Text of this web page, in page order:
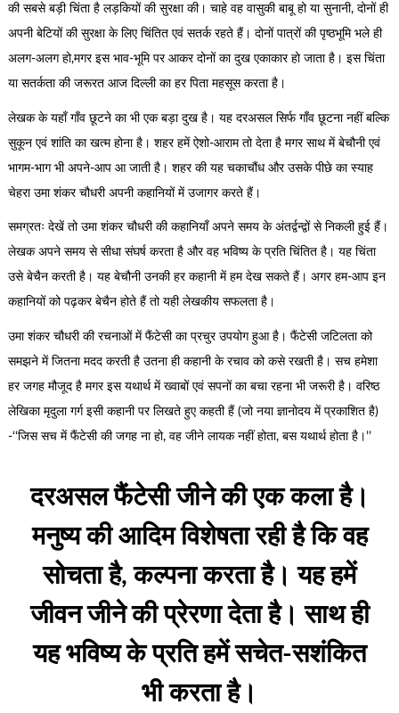
की सबसे बड़ी चिंता है लड़कियों की सुरक्षा की। चाहे वह वासुकी बाबू हो या सुनानी, दोनों ही
अपनी बेटियों की सुरक्षा के लिए चिंतित एवं सतर्क रहते हैं। दोनों पात्रों की पृष्ठभूमि भले ही
अलग-अलग हो,मगर इस भाव-भूमि पर आकर दोनों का दुख एकाकार हो जाता है। इस चिंता
या सतर्कता की जरूरत आज दिल्ली का हर पिता महसूस करता है।
लेखक के यहाँ गाँव छूटने का भी एक बड़ा दुख है। यह दरअसल सिर्फ गाँव छूटना नहीं बल्कि
सुकून एवं शांति का खत्म होना है। शहर हमें ऐशो-आराम तो देता है मगर साथ में बेचौनी एवं
भागम-भाग भी अपने-आप आ जाती है। शहर की यह चकाचौंध और उसके पीछे का स्याह
चेहरा उमा शंकर चौधरी अपनी कहानियों में उजागर करते हैं।
समग्रतः देखें तो उमा शंकर चौधरी की कहानियाँ अपने समय के अंतर्द्वन्द्वों से निकली हुई हैं।
लेखक अपने समय से सीधा संघर्ष करता है और वह भविष्य के प्रति चिंतित है। यह चिंता
उसे बेचैन करती है। यह बेचौनी उनकी हर कहानी में हम देख सकते हैं। अगर हम-आप इन
कहानियों को पढ़कर बेचैन होते हैं तो यही लेखकीय सफलता है।
उमा शंकर चौधरी की रचनाओं में फैंटेसी का प्रचुर उपयोग हुआ है। फैंटेसी जटिलता को
समझने में जितना मदद करती है उतना ही कहानी के रचाव को कसे रखती है। सच हमेशा
हर जगह मौजूद है मगर इस यथार्थ में ख्वाबों एवं सपनों का बचा रहना भी जरूरी है। वरिष्ठ
लेखिका मृदुला गर्ग इसी कहानी पर लिखते हुए कहती हैं (जो नया ज्ञानोदय में प्रकाशित है)
-‘‘जिस सच में फैंटेसी की जगह ना हो, वह जीने लायक नहीं होता, बस यथार्थ होता है।’’
दरअसल फैंटेसी जीने की एक कला है।
मनुष्य की आदिम विशेषता रही है कि वह
सोचता है, कल्पना करता है। यह हमें
जीवन जीने की प्रेरणा देता है। साथ ही
यह भविष्य के प्रति हमें सचेत-सशंकित
भी करता है।